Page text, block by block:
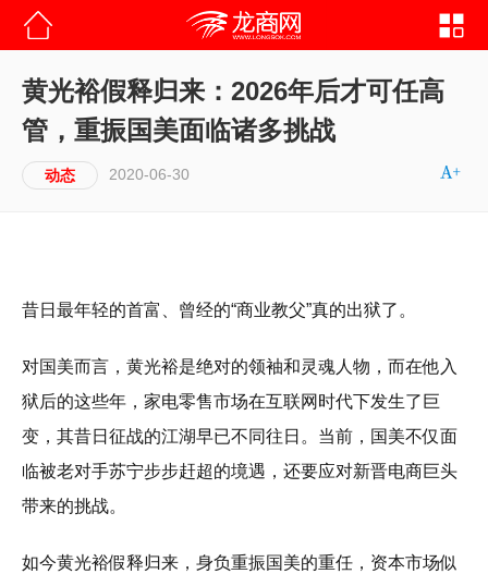
黄光裕假释归来：2026年后才可任高
管，重振国美面临诸多挑战
动态 2020-06-30
昔日最年轻的首富、曾经的“商业教父”真的出狱了。
对国美而言，黄光裕是绝对的领袖和灵魂人物，而在他入
狱后的这些年，家电零售市场在互联网时代下发生了巨
变，其昔日征战的江湖早已不同往日。当前，国美不仅面
临被老对手苏宁步步赶超的境遇，还要应对新晋电商巨头
带来的挑战。
如今黄光裕假释归来，身负重振国美的重任，资本市场似